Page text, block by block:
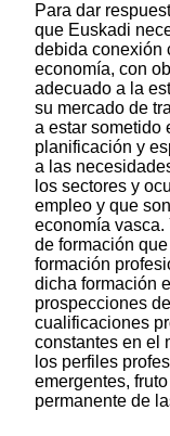
Para dar
que Euskadi
debida conexión
economía, con
adecuado a la
su mercado de
a estar sometido
planificación y
a las
los sectores y
empleo y que
economía vasca.
de formación
formación
dicha formación
prospecciones
cualificaciones
constantes en el
los perfiles
emergentes,
permanente de